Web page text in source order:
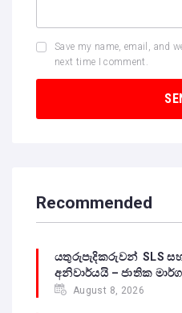
Save my name, email, and
next time I comment.
Recommended
යතුරුපැදිකරුවන් SLS
අනිවාර්යයි – ජාතික
August 8, 2026